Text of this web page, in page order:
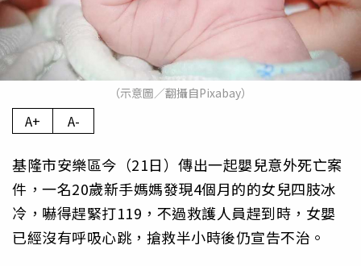
（示意圖／翻攝自Pixabay）
A+ A-
基隆市安樂區今（21日）傳出一起嬰兒意外死亡案
件，一名20歲新手媽媽發現4個月的的女兒四肢冰
冷，嚇得趕緊打119，不過救護人員趕到時，女嬰
已經沒有呼吸心跳，搶救半小時後仍宣告不治。